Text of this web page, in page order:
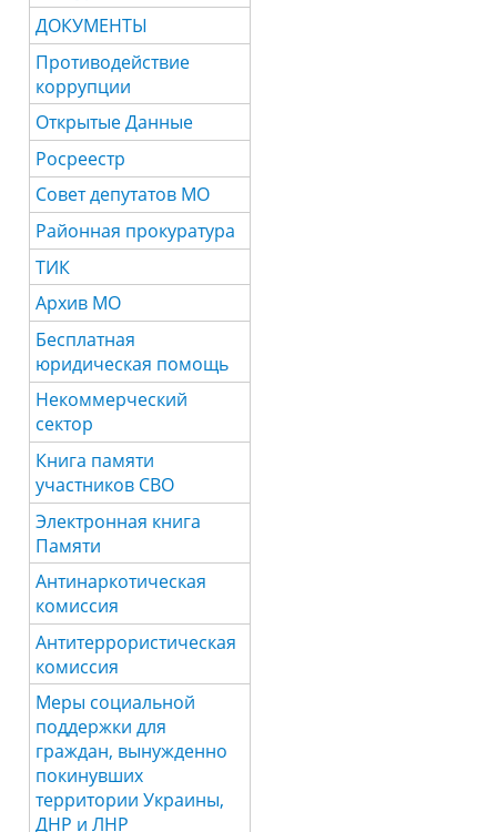
ДОКУМЕНТЫ
Противодействие
коррупции
Открытые Данные
Росреестр
Совет депутатов МО
Районная прокуратура
ТИК
Архив МО
Бесплатная
юридическая помощь
Некоммерческий
сектор
Книга памяти
участников СВО
Электронная книга
Памяти
Антинаркотическая
комиссия
Антитеррористическая
комиссия
Меры социальной
поддержки для
граждан, вынужденно
покинувших
территории Украины,
ДНР и ЛНР